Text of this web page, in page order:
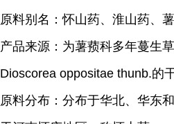
原料别名：怀山药、淮山药、
产品来源：为薯蓣科多年蔓生
Dioscorea oppositae thunb.的
原料分布：分布于华北、华东